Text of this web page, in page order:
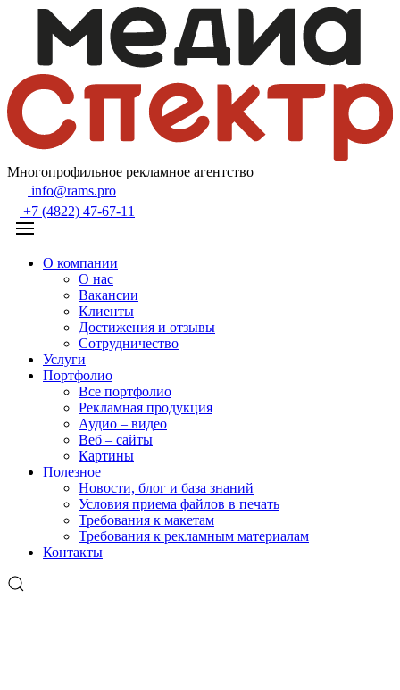
Многопрофильное рекламное агентство
info@rams.pro
+7 (4822) 47-67-11
О компании
О нас
Вакансии
Клиенты
Достижения и отзывы
Сотрудничество
Услуги
Портфолио
Все портфолио
Рекламная продукция
Аудио – видео
Веб – сайты
Картины
Полезное
Новости, блог и база знаний
Условия приема файлов в печать
Требования к макетам
Требования к рекламным материалам
Контакты